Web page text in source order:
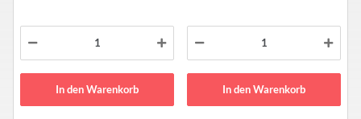
In den Warenkorb In den Warenkorb